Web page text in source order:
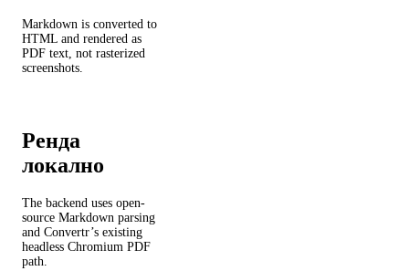
Markdown is converted to
HTML and rendered as
PDF text, not rasterized
screenshots.
Ренда
локално
The backend uses open-
source Markdown parsing
and Convertr’s existing
headless Chromium PDF
path.